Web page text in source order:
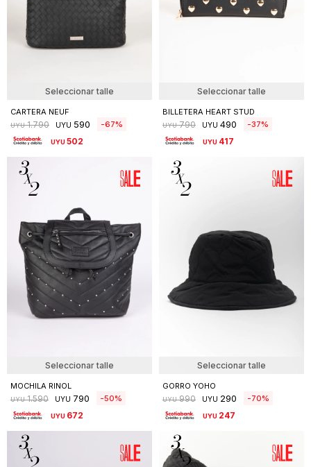
Seleccionar talle
CARTERA NEUF
UYU 1.790 UYU 590 67
UYU502
Seleccionar talle
BILLETERA HEART STUD
UYU 790 UYU 490 37
UYU 417
Seleccionar talle
MOCHILA RINOL
UYU 1.590 UYU 790 50
UYU 672
Seleccionar talle
GORRO YOHO
UYU 990 UYU 290 70
UYU 247